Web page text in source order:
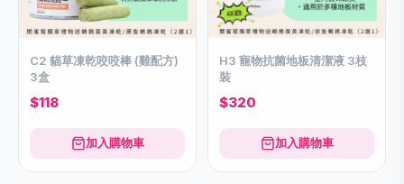
C2 貓草凍乾咬咬棒 (雞配方)
3盒
$118
加入購物車
H3 寵物抗菌地板清潔液 3枝
裝
$320
加入購物車